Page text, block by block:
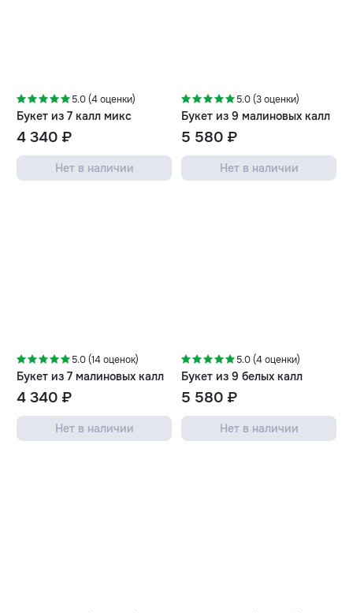
5.0 (4 оценки)
Букет из 7 калл микс
4 340 ₽
Нет в наличии
5.0 (3 оценки)
Букет из 9 малиновых калл
5 580 ₽
Нет в наличии
5.0 (14 оценок)
Букет из 7 малиновых калл
4 340 ₽
Нет в наличии
5.0 (4 оценки)
Букет из 9 белых калл
5 580 ₽
Нет в наличии